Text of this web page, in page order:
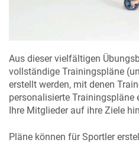
Aus dieser vielfältigen
vollständige Trainingspläne
erstellt werden, mit denen
personalisierte Trainingspläne
Ihre Mitglieder auf ihre Ziele
Pläne können für Sportler